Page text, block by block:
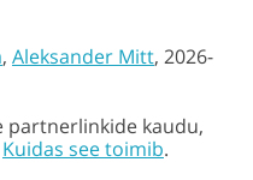
, Aleksander Mitt, 2026-
partnerlinkide kaudu,
Kuidas see toimib.